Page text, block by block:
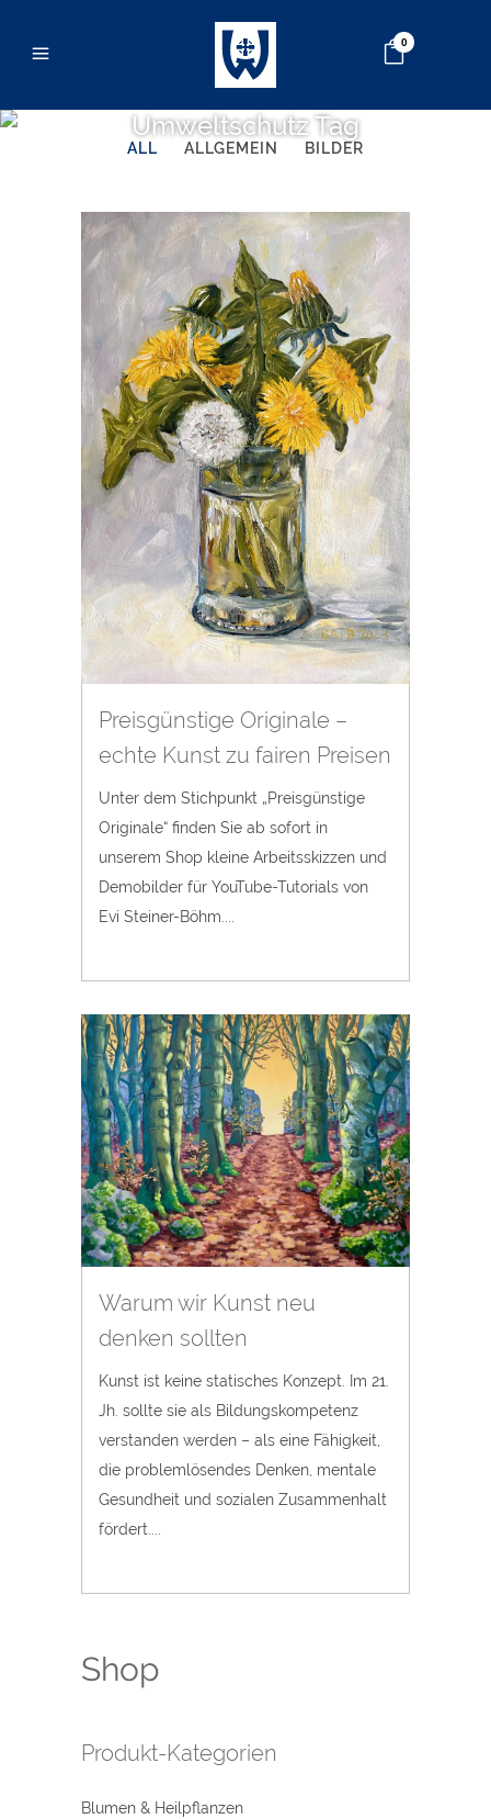
0
Umweltschutz Tag
ALL ALLGEMEIN BILDER
Preisgünstige Originale –
echte Kunst zu fairen Preisen
Unter dem Stichpunkt „Preisgünstige
Originale“ finden Sie ab sofort in
unserem Shop kleine Arbeitsskizzen und
Demobilder für YouTube-Tutorials von
Evi Steiner-Böhm....
Warum wir Kunst neu
denken sollten
Kunst ist keine statisches Konzept. Im 21.
Jh. sollte sie als Bildungskompetenz
verstanden werden – als eine Fähigkeit,
die problemlösendes Denken, mentale
Gesundheit und sozialen Zusammenhalt
fördert....
Shop
Produkt-Kategorien
Blumen & Heilpflanzen